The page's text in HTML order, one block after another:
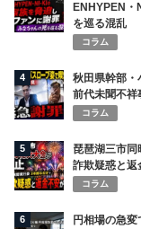
ENHYPEN・
を巡る混乱
コラム
4
秋田県幹部・
前代未聞不祥
コラム
5
琵琶湖三市
詐欺疑惑と返
コラム
6
円相場の急